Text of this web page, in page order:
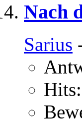
Nach
Sarius